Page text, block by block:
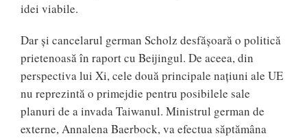
idei viabile.
Dar și cancelarul german Scholz desfășoară o politică
prietenoasă în raport cu Beijingul. De aceea, din
perspectiva lui Xi, cele două principale națiuni ale UE
nu reprezintă o primejdie pentru posibilele sale
planuri de a invada Taiwanul. Ministrul german de
externe, Annalena Baerbock, va efectua săptămâna